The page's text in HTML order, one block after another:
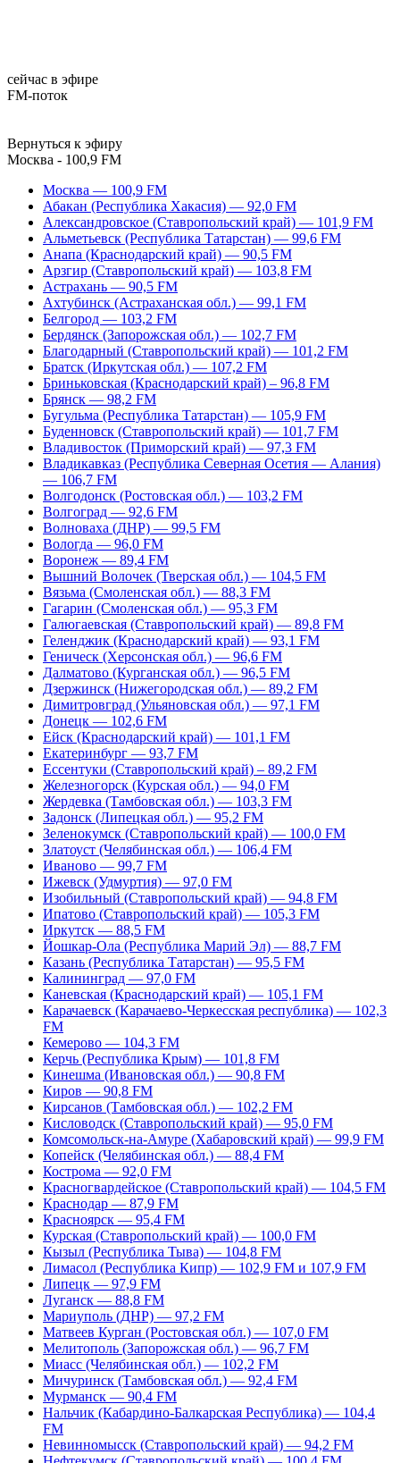
сейчас в эфире
FM-поток
Вернуться к эфиру
Москва - 100,9 FM
Москва — 100,9 FM
Абакан (Республика Хакасия) — 92,0 FM
Александровское (Ставропольский край) — 101,9 FM
Альметьевск (Республика Татарстан) — 99,6 FM
Анапа (Краснодарский край) — 90,5 FM
Арзгир (Ставропольский край) — 103,8 FM
Астрахань — 90,5 FM
Ахтубинск (Астраханская обл.) — 99,1 FM
Белгород — 103,2 FM
Бердянск (Запорожская обл.) — 102,7 FM
Благодарный (Ставропольский край) — 101,2 FM
Братск (Иркутская обл.) — 107,2 FM
Бриньковская (Краснодарский край) – 96,8 FM
Брянск — 98,2 FM
Бугульма (Республика Татарстан) — 105,9 FM
Буденновск (Ставропольский край) — 101,7 FM
Владивосток (Приморский край) — 97,3 FM
Владикавказ (Республика Северная Осетия — Алания)
— 106,7 FM
Волгодонск (Ростовская обл.) — 103,2 FM
Волгоград — 92,6 FM
Волноваха (ДНР) — 99,5 FM
Вологда — 96,0 FM
Воронеж — 89,4 FM
Вышний Волочек (Тверская обл.) — 104,5 FM
Вязьма (Смоленская обл.) — 88,3 FM
Гагарин (Смоленская обл.) — 95,3 FM
Галюгаевская (Ставропольский край) — 89,8 FM
Геленджик (Краснодарский край) — 93,1 FM
Геническ (Херсонская обл.) — 96,6 FM
Далматово (Курганская обл.) — 96,5 FM
Дзержинск (Нижегородская обл.) — 89,2 FM
Димитровград (Ульяновская обл.) — 97,1 FM
Донецк — 102,6 FM
Ейск (Краснодарский край) — 101,1 FM
Екатеринбург — 93,7 FM
Ессентуки (Ставропольский край) – 89,2 FM
Железногорск (Курская обл.) — 94,0 FM
Жердевка (Тамбовская обл.) — 103,3 FM
Задонск (Липецкая обл.) — 95,2 FM
Зеленокумск (Ставропольский край) — 100,0 FM
Златоуст (Челябинская обл.) — 106,4 FM
Иваново — 99,7 FM
Ижевск (Удмуртия) — 97,0 FM
Изобильный (Ставропольский край) — 94,8 FM
Ипатово (Ставропольский край) — 105,3 FM
Иркутск — 88,5 FM
Йошкар-Ола (Республика Марий Эл) — 88,7 FM
Казань (Республика Татарстан) — 95,5 FM
Калининград — 97,0 FM
Каневская (Краснодарский край) — 105,1 FM
Карачаевск (Карачаево-Черкесская республика) — 102,3
FM
Кемерово — 104,3 FM
Керчь (Республика Крым) — 101,8 FM
Кинешма (Ивановская обл.) — 90,8 FM
Киров — 90,8 FM
Кирсанов (Тамбовская обл.) — 102,2 FM
Кисловодск (Ставропольский край) — 95,0 FM
Комсомольск-на-Амуре (Хабаровский край) — 99,9 FM
Копейск (Челябинская обл.) — 88,4 FM
Кострома — 92,0 FM
Красногвардейское (Ставропольский край) — 104,5 FM
Краснодар — 87,9 FM
Красноярск — 95,4 FM
Курская (Ставропольский край) — 100,0 FM
Кызыл (Республика Тыва) — 104,8 FM
Лимасол (Республика Кипр) — 102,9 FM и 107,9 FM
Липецк — 97,9 FM
Луганск — 88,8 FM
Мариуполь (ДНР) — 97,2 FM
Матвеев Курган (Ростовская обл.) — 107,0 FM
Мелитополь (Запорожская обл.) — 96,7 FM
Миасс (Челябинская обл.) — 102,2 FM
Мичуринск (Тамбовская обл.) — 92,4 FM
Мурманск — 90,4 FM
Нальчик (Кабардино-Балкарская Республика) — 104,4
FM
Невинномысск (Ставропольский край) — 94,2 FM